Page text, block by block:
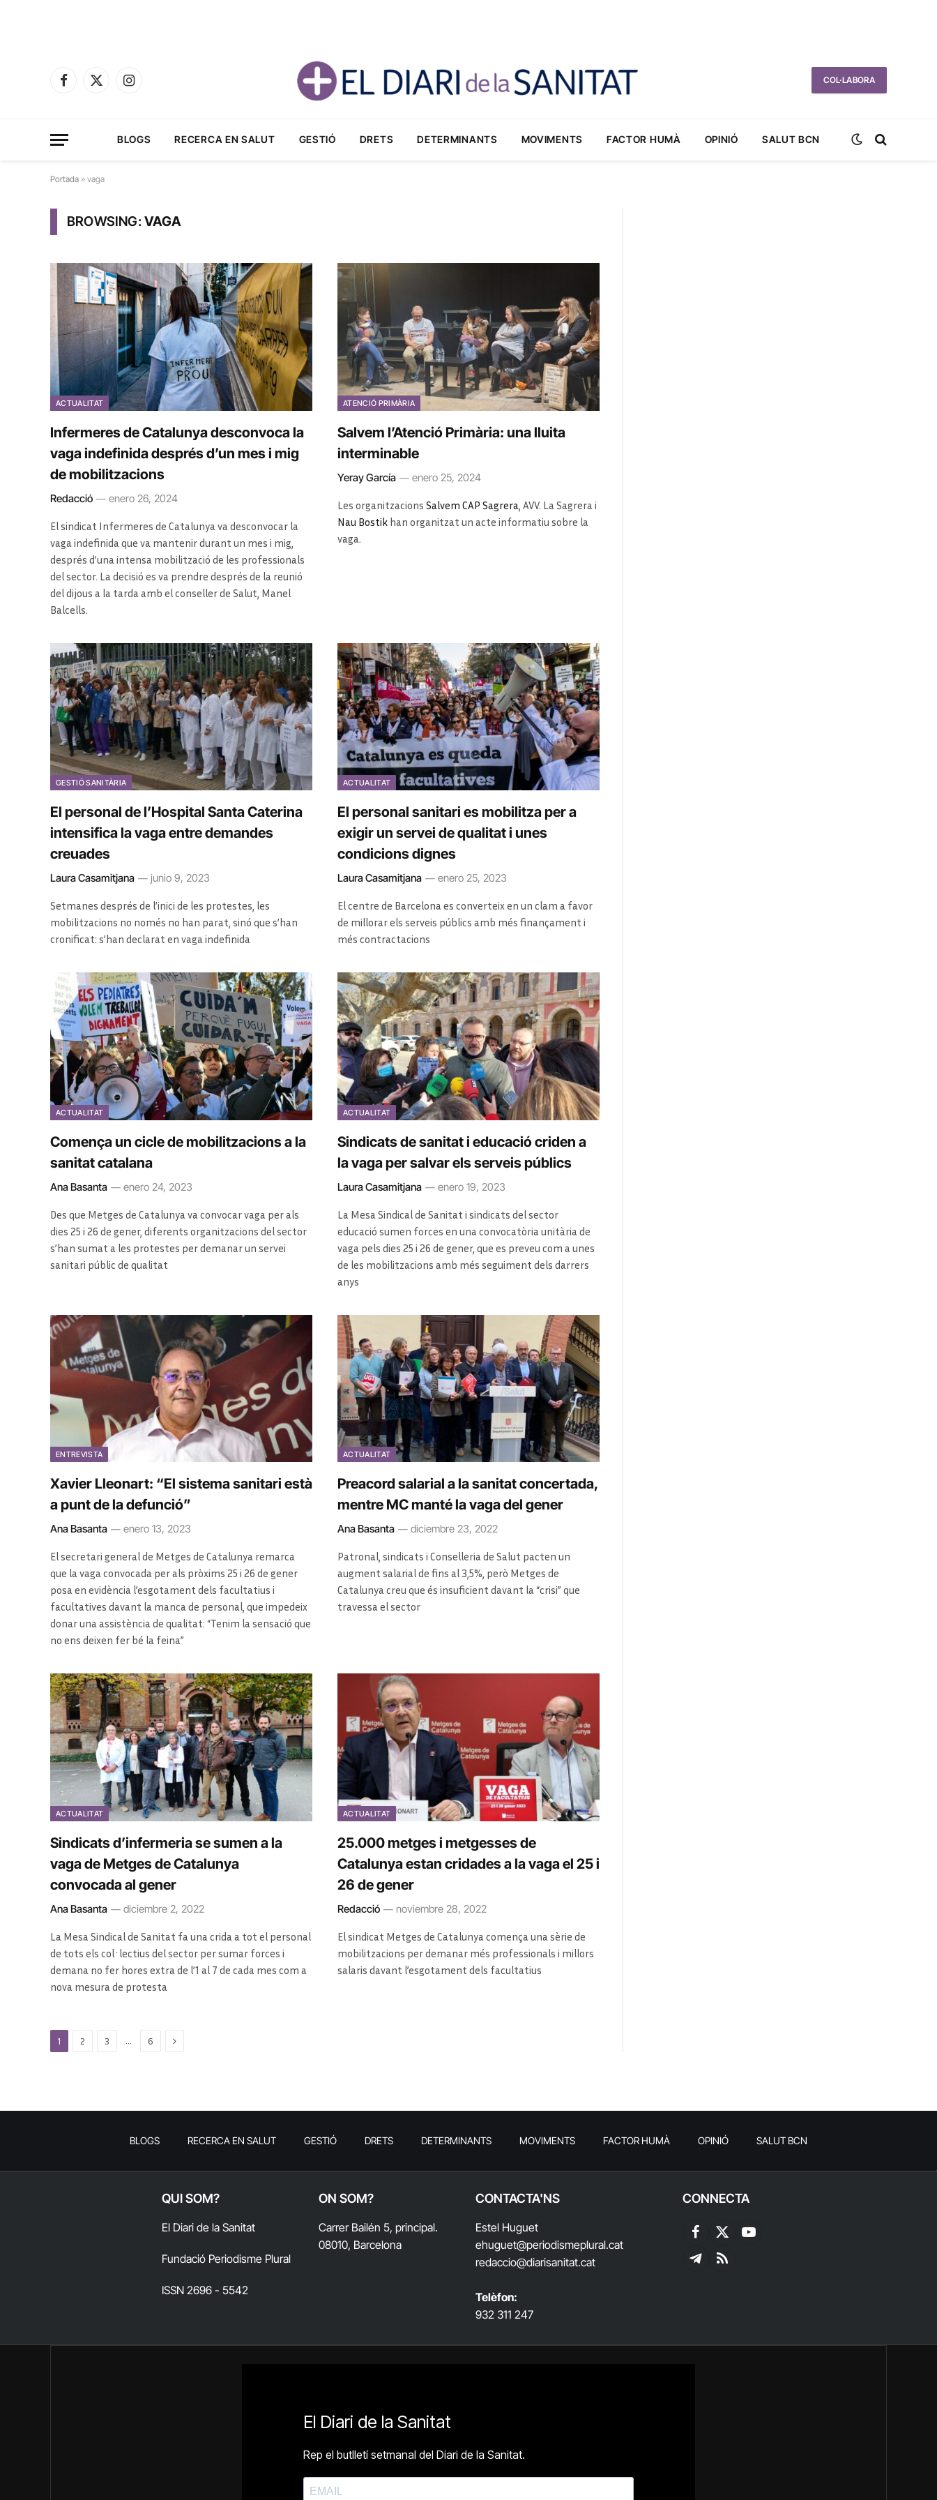
Facebook
X
Instagram
COL·LABORA
BLOGS RECERCA EN SALUT GESTIÓ DRETS DETERMINANTS MOVIMENTS FACTOR HUMÀ OPINIÓ SALUT BCN
Portada » vaga
BROWSING:VAGA
ACTUALITAT
Infermeres de Catalunya desconvoca la
vaga indefinida després d’un mes i mig
de mobilitzacions
Redacció enero 26, 2024
El sindicat Infermeres de Catalunya va desconvocar la
vaga indefinida que va mantenir durant un mes i mig,
després d’una intensa mobilització de les professionals
del sector. La decisió es va prendre després de la reunió
del dijous a la tarda amb el conseller de Salut, Manel
Balcells.
ATENCIÓ PRIMÀRIA
Salvem l’Atenció Primària: una lluita
interminable
Yeray García enero 25, 2024
Les organitzacions Salvem CAP Sagrera , AVV. La Sagrera i
Nau Bostik han organitzat un acte informatiu sobre la
vaga.
GESTIÓ SANITÀRIA
El personal de l’Hospital Santa Caterina
intensifica la vaga entre demandes
creuades
Laura Casamitjana junio 9, 2023
Setmanes després de l’inici de les protestes, les
mobilitzacions no només no han parat, sinó que s’han
cronificat: s’han declarat en vaga indefinida
ACTUALITAT
El personal sanitari es mobilitza per a
exigir un servei de qualitat i unes
condicions dignes
Laura Casamitjana enero 25, 2023
El centre de Barcelona es converteix en un clam a favor
de millorar els serveis públics amb més finançament i
més contractacions
ACTUALITAT
Comença un cicle de mobilitzacions a la
sanitat catalana
Ana Basanta enero 24, 2023
Des que Metges de Catalunya va convocar vaga per als
dies 25 i 26 de gener, diferents organitzacions del sector
s’han sumat a les protestes per demanar un servei
sanitari públic de qualitat
ACTUALITAT
Sindicats de sanitat i educació criden a
la vaga per salvar els serveis públics
Laura Casamitjana enero 19, 2023
La Mesa Sindical de Sanitat i sindicats del sector
educació sumen forces en una convocatòria unitària de
vaga pels dies 25 i 26 de gener, que es preveu com a unes
de les mobilitzacions amb més seguiment dels darrers
anys
ENTREVISTA
Xavier Lleonart: “El sistema sanitari està
a punt de la defunció”
Ana Basanta enero 13, 2023
El secretari general de Metges de Catalunya remarca
que la vaga convocada per als pròxims 25 i 26 de gener
posa en evidència l’esgotament dels facultatius i
facultatives davant la manca de personal, que impedeix
donar una assistència de qualitat: “Tenim la sensació que
no ens deixen fer bé la feina”
ACTUALITAT
Preacord salarial a la sanitat concertada,
mentre MC manté la vaga del gener
Ana Basanta diciembre 23, 2022
Patronal, sindicats i Conselleria de Salut pacten un
augment salarial de fins al 3,5%, però Metges de
Catalunya creu que és insuficient davant la “crisi” que
travessa el sector
ACTUALITAT
Sindicats d’infermeria se sumen a la
vaga de Metges de Catalunya
convocada al gener
Ana Basanta diciembre 2, 2022
La Mesa Sindical de Sanitat fa una crida a tot el personal
de tots els col·lectius del sector per sumar forces i
demana no fer hores extra de l’1 al 7 de cada mes com a
nova mesura de protesta
ACTUALITAT
25.000 metges i metgesses de
Catalunya estan cridades a la vaga el 25 i
26 de gener
Redacció noviembre 28, 2022
El sindicat Metges de Catalunya comença una sèrie de
mobilitzacions per demanar més professionals i millors
salaris davant l’esgotament dels facultatius
1 2 3 6 Next
BLOGS RECERCA EN SALUT GESTIÓ DRETS DETERMINANTS MOVIMENTS FACTOR HUMÀ OPINIÓ SALUT BCN
QUI SOM?
El Diari de la Sanitat
Fundació Periodisme Plural
ISSN 2696 - 5542
ON SOM?
Carrer Bailén 5, principal.
08010, Barcelona
CONTACTA'NS
Estel Huguet
ehuguet@periodismeplural.cat
redaccio@diarisanitat.cat
Telèfon:
932 311 247
CONNECTA
Facebook
X
(Twitter)
YouTube
TelegramRSS